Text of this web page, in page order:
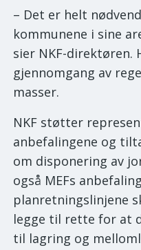
– Det er helt
kommunene i sine
sier NKF-direktøren.
gjennomgang av
masser.
NKF støtter
anbefalingene og
om disponering av
også MEFs
planretningslinjene
legge til rette for at
til lagring og